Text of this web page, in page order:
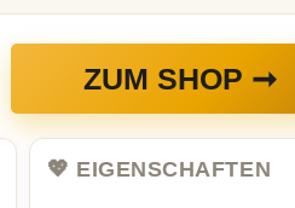
ZUM SHOP ➞
💖 EIGENSCHAFTEN